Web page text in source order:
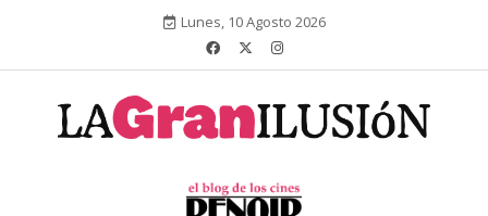
Lunes, 10 Agosto 2026